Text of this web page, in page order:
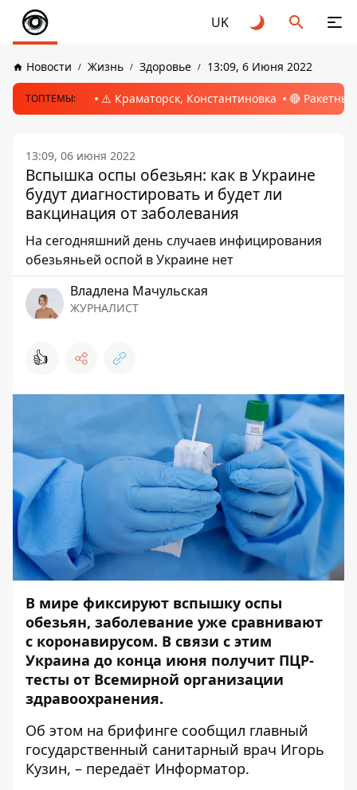
UK
Новости Жизнь Здоровье 13:09, 6 Июня 2022
ТОПТЕМЫ: ⚠️ Краматорск, Константиновка 🔴
13:09, 06 июня 2022
Вспышка оспы обезьян: как в Украине
будут диагностировать и будет ли
вакцинация от заболевания
На сегодняшний день случаев инфицирования
обезьяньей оспой в Украине нет
Владлена Мачульская
ЖУРНАЛИСТ
👍
В мире фиксируют вспышку оспы
обезьян, заболевание уже сравнивают
с коронавирусом. В связи с этим
Украина до конца июня получит ПЦР-
тесты от Всемирной организации
здравоохранения.
Об этом на брифинге сообщил главный
государственный санитарный врач Игорь
Кузин, – передаёт Информатор.